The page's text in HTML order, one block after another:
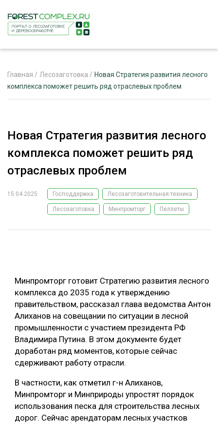
РЕКЛАМОДАТЕЛЯМ
ЛЕСНОЕ ХОЗЯЙСТВО
ЛЕСОЗАГОТОВКА
ОБРАБОТКА ДРЕВЕСИНЫ
ЛЕСОВОССТАНОВЛЕНИЕ И ЗАЩИТА
ЛОГИСТИКА
ПРОИЗВОДСТВО ДРЕВЕСНЫХ ПЛИТ
ЦБП
КОМПЛЕКСНАЯ ПЕРЕРАБОТКА
ЛЕСОПИЛЕНИЕ
ДЕРЕВЯННОЕ ДОМОСТРОЕНИЕ
БЕЗОПАСНОЕ ПРОИЗВОДСТВО
ТЕМАТИЧЕСКИЕ ПРОЕКТЫ
ПОДБОРКИ СТАТЕЙ
ЭКСПЕРТНОЕ МНЕНИЕ
Главная / Лесозаготовка / Новая Стратегия развития лесного
комплекса поможет решить ряд отраслевых проблем
Новая Стратегия развития лесного
комплекса поможет решить ряд
отраслевых проблем
15.04.2025 Господдержка Лесозаготовительная техника
Лесозаготовка Минпромторг Пеллеты
Минпромторг готовит Стратегию развития лесного
комплекса до 2035 года к утверждению
правительством, рассказал глава ведомства Антон
Алиханов на совещании по ситуации в лесной
промышленности с участием президента РФ
Владимира Путина. В этом документе будет
доработан ряд моментов, которые сейчас
сдерживают работу отрасли.
В частности, как отметил г-н Алиханов,
Минпромторг и Минприроды упростят порядок
использования песка для строительства лесных
дорог. Сейчас арендаторам лесных участков